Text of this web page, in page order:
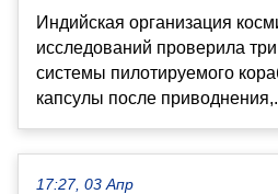
Индийская организация
исследований проверила
системы пилотируемого
капсулы после
17:27, 03 Апр